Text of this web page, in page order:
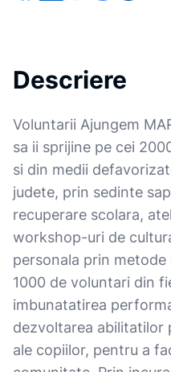
Descriere
Voluntarii Ajungem
sa ii sprijine pe cei
si din medii
judete, prin sedinte
recuperare scolara,
workshop-uri de
personala prin
1000 de voluntari din
imbunatatirea
dezvoltarea abilitatilor
ale copiilor, pentru a